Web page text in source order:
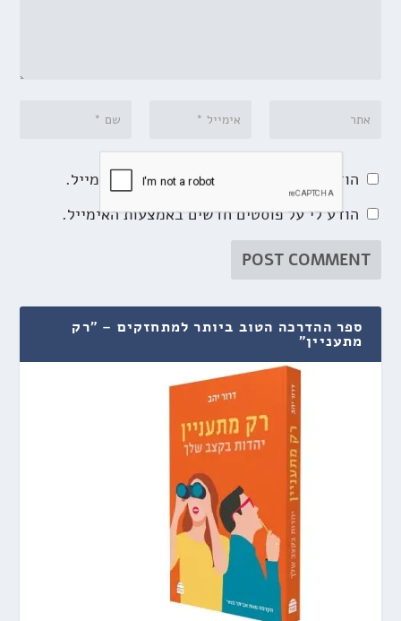
הודע לי על תגובות נוספות באמצעות האימייל.
הודע לי על פוסטים חדשים באמצעות האימייל.
ספר ההדרכה הטוב ביותר למתחזקים – "רק
מתעניין"